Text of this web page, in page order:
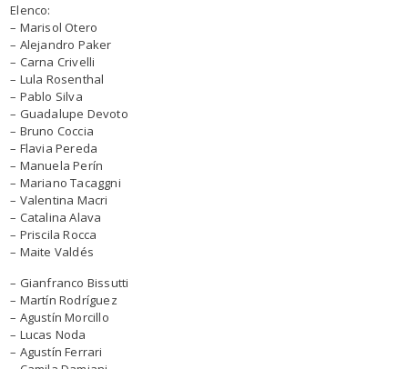
Elenco:
– Marisol Otero
– Alejandro Paker
– Carna Crivelli
– Lula Rosenthal
– Pablo Silva
– Guadalupe Devoto
– Bruno Coccia
– Flavia Pereda
– Manuela Perín
– Mariano Tacaggni
– Valentina Macri
– Catalina Alava
– Priscila Rocca
– Maite Valdés
– Gianfranco Bissutti
– Martín Rodríguez
– Agustín Morcillo
– Lucas Noda
– Agustín Ferrari